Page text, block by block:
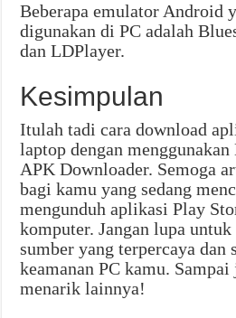
Beberapa emulator Android
digunakan di PC adalah
dan LDPlayer.
Kesimpulan
Itulah tadi cara download
laptop dengan menggunakan
APK Downloader. Semoga
bagi kamu yang sedang
mengunduh aplikasi Play
komputer. Jangan lupa
sumber yang terpercaya dan
keamanan PC kamu.
menarik lainnya!